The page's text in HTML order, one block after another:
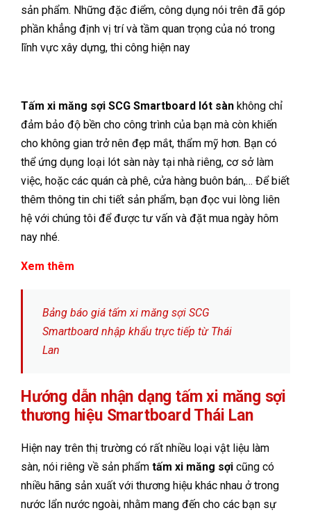
sản phẩm. Những đặc điểm, công dụng nói trên đã góp
phần khẳng định vị trí và tầm quan trọng của nó trong
lĩnh vực xây dựng, thi công hiện nay
Tấm xi măng sợi SCG Smartboard lót sàn không chỉ
đảm bảo độ bền cho công trình của bạn mà còn khiến
cho không gian trở nên đẹp mắt, thẩm mỹ hơn. Bạn có
thể ứng dụng loại lót sàn này tại nhà riêng, cơ sở làm
việc, hoặc các quán cà phê, cửa hàng buôn bán,… Để biết
thêm thông tin chi tiết sản phẩm, bạn đọc vui lòng liên
hệ với chúng tôi để được tư vấn và đặt mua ngày hôm
nay nhé.
Xem thêm
Bảng báo giá tấm xi măng sợi SCG
Smartboard nhập khẩu trực tiếp từ Thái
Lan
Hướng dẫn nhận dạng tấm xi măng sợi
thương hiệu Smartboard Thái Lan
Hiện nay trên thị trường có rất nhiều loại vật liệu làm
sàn, nói riêng về sản phẩm tấm xi măng sợi cũng có
nhiều hãng sản xuất với thương hiệu khác nhau ở trong
nước lẩn nước ngoài, nhằm mang đến cho các bạn sự